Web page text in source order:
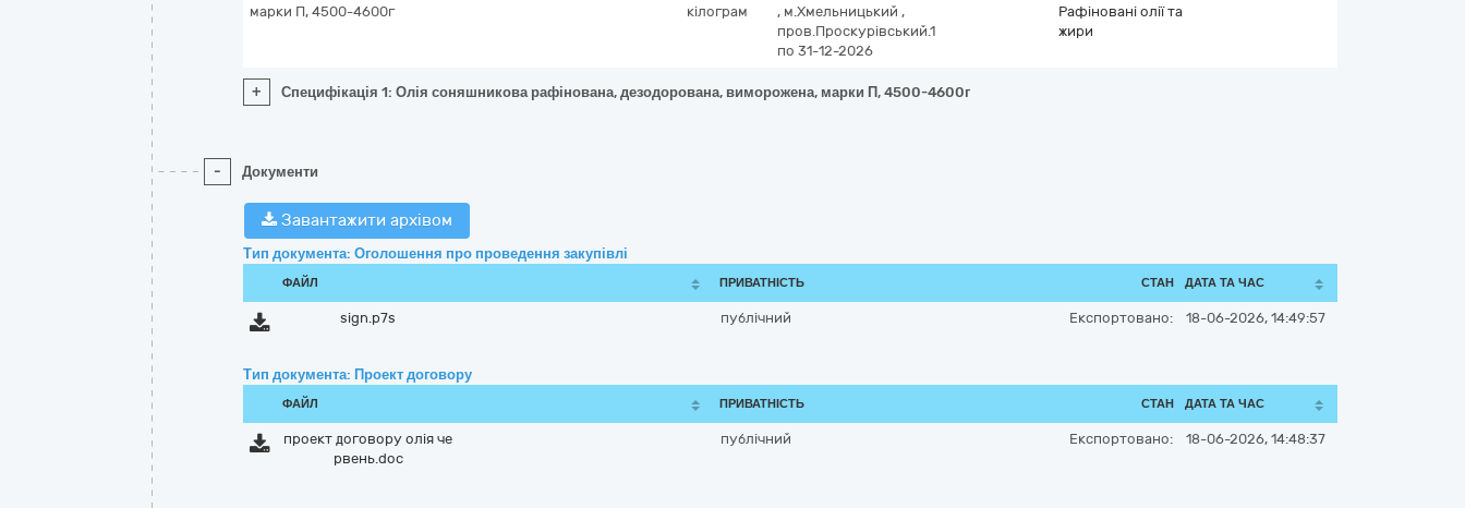
марки П, 4500-4600г
кілограм
, м.Хмельницький ,
пров.Проскурівський.1
по 31-12-2026
Рафіновані олії та
жири
+ Специфікація 1: Олія соняшникова рафінована, дезодорована, виморожена, марки П, 4500-4600г
- Документи
Завантажити архівом
Тип документа: Оголошення про проведення закупівлі
ФАЙЛ ПРИВАТНІСТЬ СТАН ДАТА ТА ЧАС
sign.p7s публічний Експортовано: 18-06-2026, 14:49:57
Тип документа: Проект договору
ФАЙЛ ПРИВАТНІСТЬ СТАН ДАТА ТА ЧАС
проект договору олія че
рвень.doc
публічний Експортовано: 18-06-2026, 14:48:37